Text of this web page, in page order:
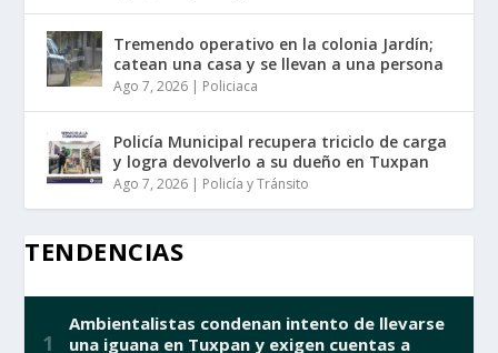
Tremendo operativo en la colonia Jardín;
catean una casa y se llevan a una persona
Ago 7, 2026 | Policiaca
Policía Municipal recupera triciclo de carga
y logra devolverlo a su dueño en Tuxpan
Ago 7, 2026 | Policía y Tránsito
TENDENCIAS